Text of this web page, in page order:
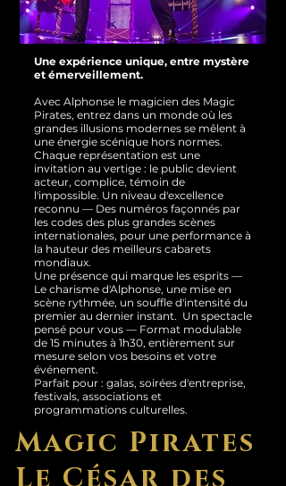
Une expérience unique, entre mystère
et émerveillement.
Avec Alphonse le magicien des Magic
Pirates, entrez dans un monde où les
grandes illusions modernes se mêlent à
une énergie scénique hors normes.
Chaque représentation est une
invitation au vertige : le public devient
acteur, complice, témoin de
l'impossible. Un niveau d'excellence
reconnu — Des numéros façonnés par
les codes des plus grandes scènes
internationales, pour une performance à
la hauteur des meilleurs cabarets
mondiaux.
Une présence qui marque les esprits —
Le charisme d'Alphonse, une mise en
scène rythmée, un souffle d'intensité du
premier au dernier instant. Un spectacle
pensé pour vous — Format modulable
de 15 minutes à 1h30, entièrement sur
mesure selon vos besoins et votre
événement.
Parfait pour : galas, soirées d'entreprise,
festivals, associations et
programmations culturelles.
Magic Pirates
Le César des